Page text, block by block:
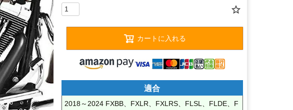
カートに入れる
適合
2018～2024 FXBB、FXLR、FXLRS、FLSL、FLDE、F